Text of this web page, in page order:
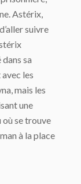
Astérix,
suivre
sa
les
mais les
une
où se trouve
à la place